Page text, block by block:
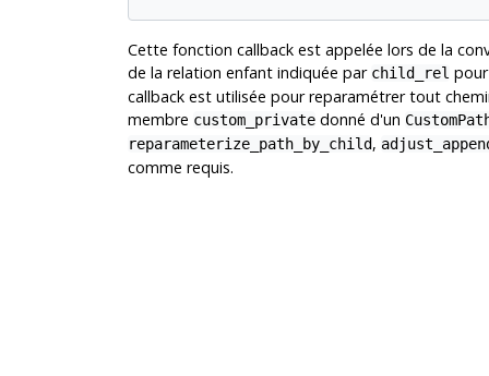
Cette fonction callback est appelée lors de la
de la relation enfant indiquée par child_rel
callback est utilisée pour reparamétrer tout
membre custom_privatedonné d'un
reparameterize_path_by_child,
comme requis.